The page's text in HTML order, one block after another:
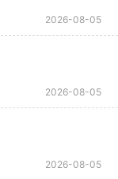
2026-08-05
2026-08-05
2026-08-05